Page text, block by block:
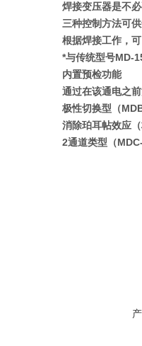
外形尺寸：20mm
重量：28kg
型号：MD-
形式：标准型
电源电压：单相
最大消耗功率：
最大焊接电流：
焊接变压器是不
三种控制方法可
根据焊接工作，
*与传统型号MD-
内置预检功能
通过在该通电之
极性切换型（
消除珀耳帖效应
2通道类型（